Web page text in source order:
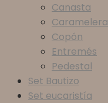
Canasta
Caramelera
Copón
Entremés
Pedestal
Set Bautizo
Set eucaristía